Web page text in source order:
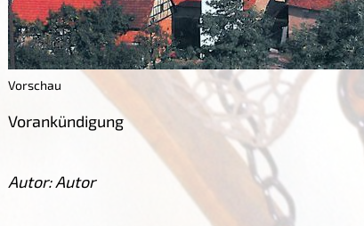
Vorschau
Vorankündigung
Autor: Autor